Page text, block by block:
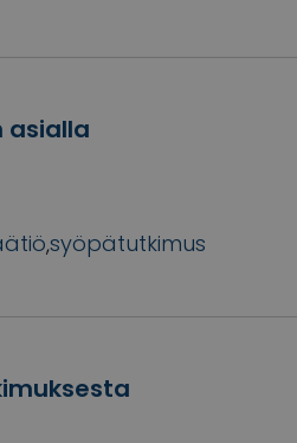
asialla
,syöpätutkimus